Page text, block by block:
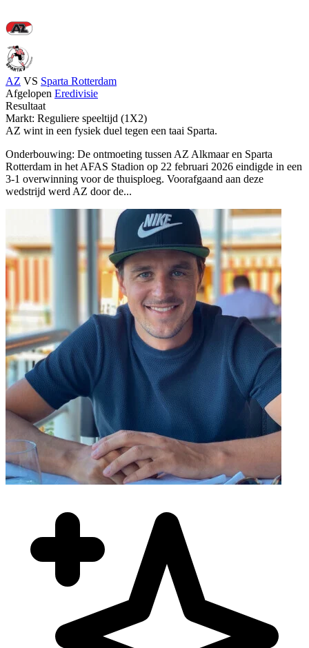
AZ VS Sparta Rotterdam
Afgelopen Eredivisie
Resultaat
Markt: Reguliere speeltijd (1X2)
AZ wint in een fysiek duel tegen een taai Sparta.
Onderbouwing: De ontmoeting tussen AZ Alkmaar en Sparta
Rotterdam in het AFAS Stadion op 22 februari 2026 eindigde in een
3-1 overwinning voor de thuisploeg. Voorafgaand aan deze
wedstrijd werd AZ door de...